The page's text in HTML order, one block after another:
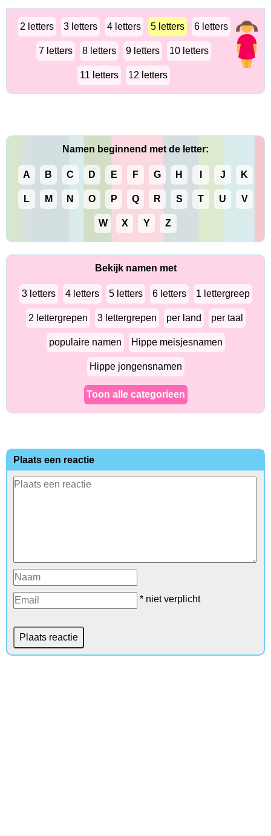
2 letters 3 letters 4 letters 5 letters 6 letters
7 letters 8 letters 9 letters 10 letters
11 letters 12 letters
Namen beginnend met de letter:
A B C D E F G H J K
L M N O P Q R S T U V
W X Y Z
Bekijk namen met
3 letters 4 letters 5 letters 6 letters 1 lettergreep
2 lettergrepen 3 lettergrepen per land per taal
populaire namen Hippe meisjesnamen
Hippe jongensnamen
Toon alle categorieen
Plaats een reactie
* niet verplicht